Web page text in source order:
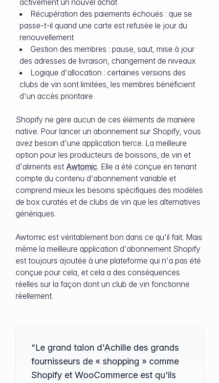
activement un nouvel achat
Récupération des paiements échoués : que se
passe-t-il quand une carte est refusée le jour du
renouvellement
Gestion des membres : pause, saut, mise à jour
des adresses de livraison, changement de niveaux
Logique d'allocation : certaines versions des
clubs de vin sont limitées, les membres bénéficient
d'un accès prioritaire
Shopify ne gère aucun de ces éléments de manière
native. Pour lancer un abonnement sur Shopify, vous
avez besoin d'une application tierce. La meilleure
option pour les producteurs de boissons, de vin et
d'aliments est Awtomic. Elle a été conçue en tenant
compte du contenu d'abonnement variable et
comprend mieux les besoins spécifiques des modèles
de box curatés et de clubs de vin que les alternatives
génériques.
Awtomic est véritablement bon dans ce qu'il fait. Mais
même la meilleure application d'abonnement Shopify
est toujours ajoutée à une plateforme qui n'a pas été
conçue pour cela, et cela a des conséquences
réelles sur la façon dont un club de vin fonctionne
réellement.
“Le grand talon d'Achille des grands
fournisseurs de « shopping » comme
Shopify et WooCommerce est qu'ils